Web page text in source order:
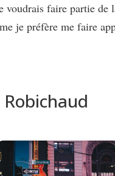
faire partie de
je préfère me faire